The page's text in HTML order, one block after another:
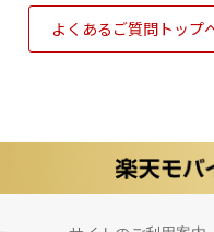
よくあるご質問トップ